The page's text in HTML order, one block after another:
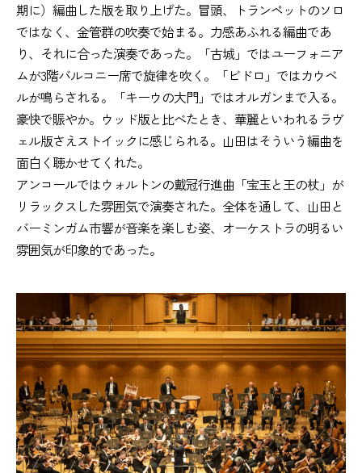
期に）編曲した版を取り上げた。冒頭、トランペットのソロ
ではなく、金管群の吹奏で始まる。力感あふれる編曲であ
り、それに合った演奏であった。「古城」ではユーフォニア
ムが3階バルコニー席で旋律を吹く。「ビドロ」ではカウベ
ルが鳴らされる。「キーウの大門」ではオルガンまで入る。
豪快で賑やか。ウッド版と比べたとき、華麗といわれるラヴ
ェル版さえストイックに感じられる。山田はそういう編曲を
面白く聴かせてくれた。
アンコールではウォルトンの戴冠行進曲「宝玉と王の杖」が
リラックスした雰囲気で演奏された。全体を通して、山田と
バーミンガム市響が音楽を楽しむ姿、オーケストラの明るい
雰囲気が印象的であった。